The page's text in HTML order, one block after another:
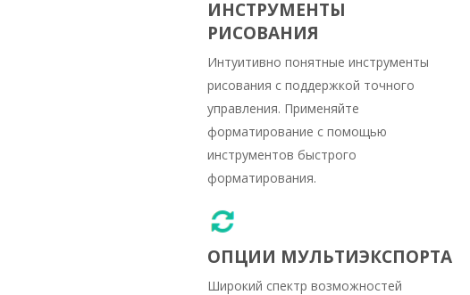
ИНСТРУМЕНТЫ
РИСОВАНИЯ
Интуитивно понятные инструменты
рисования с поддержкой точного
управления. Применяйте
форматирование с помощью
инструментов быстрого
форматирования.
ОПЦИИ МУЛЬТИЭКСПОРТА
Широкий спектр возможностей